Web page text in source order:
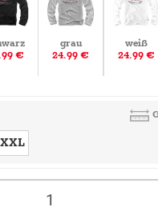
€
grau
24.99 €
weiß
24.99 €
XXL